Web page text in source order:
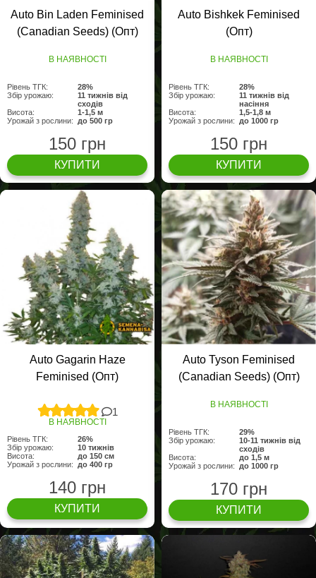
Auto Bin Laden Feminised
(Canadian Seeds) (Опт)
В НАЯВНОСТІ
Рівень ТГК:
28%
Збір урожаю:
11 тижнів від
сходів
Висота:
1-1,5 м
Урожай з рослини:
до 500 гр
150 грн
КУПИТИ
Auto Bishkek Feminised
(Опт)
В НАЯВНОСТІ
Рівень ТГК:
28%
Збір урожаю:
11 тижнів від
насіння
Висота:
1,5-1,8 м
Урожай з рослини:
до 1000 гр
150 грн
КУПИТИ
Auto Gagarin Haze
Feminised (Опт)
1
В НАЯВНОСТІ
Рівень ТГК:
26%
Збір урожаю:
10 тижнів
Висота:
до 150 см
Урожай з рослини:
до 400 гр
140 грн
КУПИТИ
Auto Tyson Feminised
(Canadian Seeds) (Опт)
В НАЯВНОСТІ
Рівень ТГК:
29%
Збір урожаю:
10-11 тижнів від
сходів
Висота:
до 1,5 м
Урожай з рослини:
до 1000 гр
170 грн
КУПИТИ